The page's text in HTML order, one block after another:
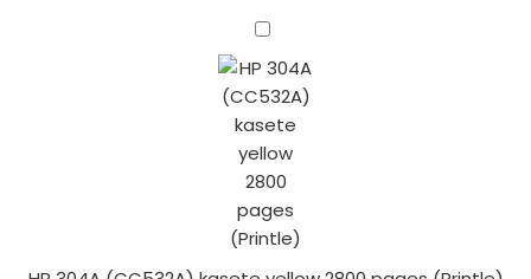
HP
304A
(CC532A)
kasete
yellow
2800
(Printle)